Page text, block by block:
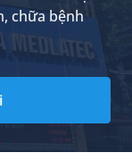
chữa bệnh